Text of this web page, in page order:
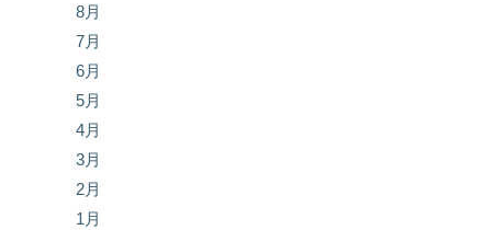
8月
7月
6月
5月
4月
3月
2月
1月